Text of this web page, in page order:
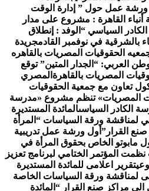
عمل حول ” إدارة الوقت
القاهرة : مشروع على مدار
السياسي “ الوفد : إنطلاق
في نوفمبر القادمجريدة
الحقوقيات المصريات بالقاهره
العربي: “الجدار المتين” توقع
المصريات بالقاهرة المصري
تعاون مع جمعية الحقوقيات
المصريات» تنظم مشروع «مدرسة
السياسىالمائدة المستديرة
ورقة السياسات “المرأة
القرار” أول ورشة عمل تدريبية
مابوتو الخاص بحقوق المرأة في
المؤتمر الختامي لبرنامج تعزيز
تقرير اعلامى للمائدة المستديرة
ورقة السياسات الخاصة
مراكز صنع القرار “ المائدة